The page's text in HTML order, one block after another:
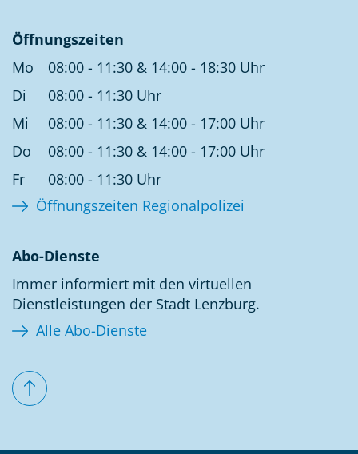
Öffnungszeiten
Mo
08:00 - 11:30 & 14:00 - 18:30 Uhr
Di
08:00 - 11:30 Uhr
Mi
08:00 - 11:30 & 14:00 - 17:00 Uhr
Do
08:00 - 11:30 & 14:00 - 17:00 Uhr
Fr
08:00 - 11:30 Uhr
Öffnungszeiten Regionalpolizei
Abo-Dienste
Immer informiert mit den virtuellen
Dienstleistungen der Stadt Lenzburg.
Alle Abo-Dienste